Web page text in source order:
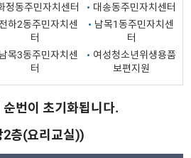
정동주민자치센터
대송동주민자치센터
하2동주민자치센
터
남목1동주민자치센
터
남목3동주민자치센
터
여성청소년위생용품
보편지원
번이 초기화됩니다.
2층(요리교실))